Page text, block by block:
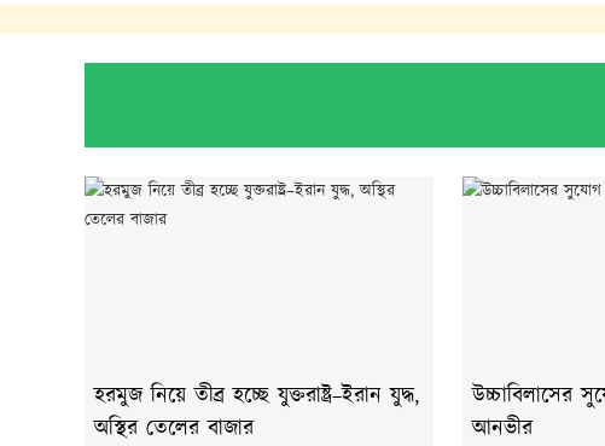
হরমুজ নিয়ে তীব্র হচ্ছে যুক্তরাষ্ট্র–ইরান যুদ্ধ,
অস্থির তেলের বাজার
উচ্চাবিলাসের
আনভীর